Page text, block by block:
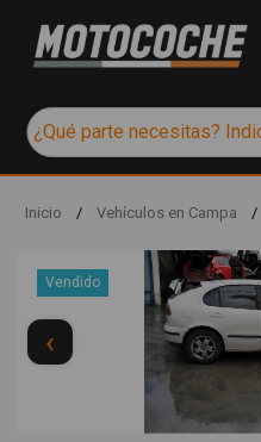
Inicio / Vehículos en Campa /
Vendido
‹